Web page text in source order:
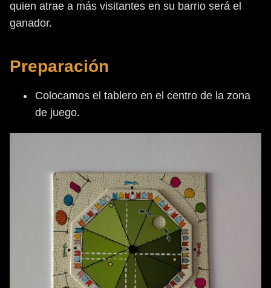
quien atrae a más visitantes en su barrio será el
ganador.
Preparación
Colocamos el tablero en el centro de la zona
de juego.